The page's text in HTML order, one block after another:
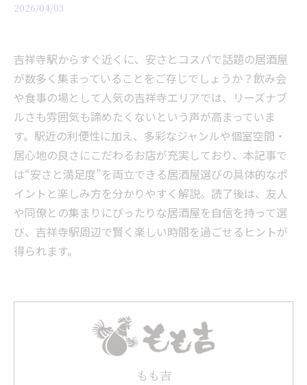
2026/04/03
吉祥寺駅からすぐ近くに、安さとコスパで話題の居酒屋
が数多く集まっていることをご存じでしょうか？飲み会
や食事の場として人気の吉祥寺エリアでは、リーズナブ
ルさも雰囲気も諦めたくないという声が高まっていま
す。駅近の利便性に加え、多彩なジャンルや個室空間・
居心地の良さにこだわるお店が充実しており、本記事で
は“安さと満足度”を両立できる居酒屋選びの具体的なポ
イントと楽しみ方を分かりやすく解説。読了後は、友人
や同僚との集まりにぴったりな居酒屋を自信を持って選
び、吉祥寺駅周辺で賢く楽しい時間を過ごせるヒントが
得られます。
もも吉